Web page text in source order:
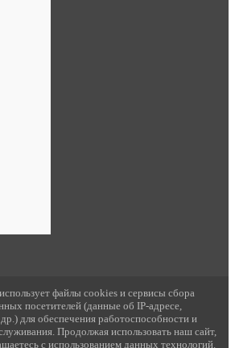
файлы cookies и сервисы сбора
посетителей (данные об IP-адресе,
для обеспечения работоспособности и
Продолжая использовать наш сайт,
с использованием данных технологий.